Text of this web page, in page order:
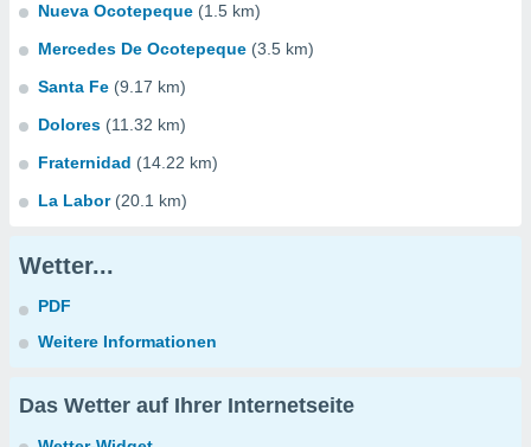
Nueva Ocotepeque (1.5 km)
Mercedes De Ocotepeque (3.5 km)
Santa Fe (9.17 km)
Dolores (11.32 km)
Fraternidad (14.22 km)
La Labor (20.1 km)
Wetter...
PDF
Weitere Informationen
Das Wetter auf Ihrer Internetseite